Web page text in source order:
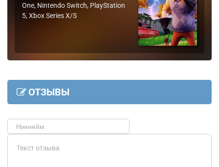
One, Nintendo Switch, PlayStation
5, Xbox Series X/S
ОТЗЫВЫ